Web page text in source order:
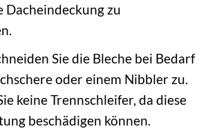
Dacheindeckung zu
Sie die Bleche bei Bedarf
oder einem Nibbler zu.
keine Trennschleifer, da diese
beschädigen können.